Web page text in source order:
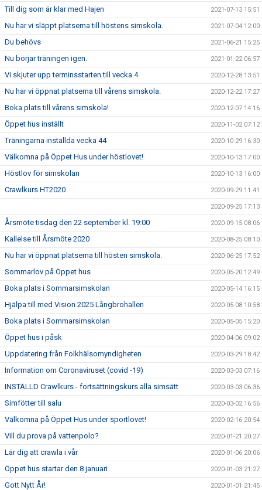
Till dig som är klar med Hajen 2021-07-13 15:51
Nu har vi släppt platserna till höstens simskola. 2021-07-04 12:00
Du behövs 2021-06-21 15:25
Nu börjar träningen igen. 2021-01-22 06:57
Vi skjuter upp terminsstarten till vecka 4 2020-12-28 13:51
Nu har vi öppnat platserna till vårens simskola. 2020-12-22 17:27
Boka plats till vårens simskola! 2020-12-07 14:16
Öppet hus inställt 2020-11-02 07:12
Träningarna inställda vecka 44 2020-10-29 16:30
Välkomna på Öppet Hus under höstlovet! 2020-10-13 17:00
Höstlov för simskolan 2020-10-13 16:00
Crawlkurs HT2020 2020-09-29 11:41
2020-09-25 17:13
Årsmöte tisdag den 22 september kl. 19:00 2020-09-15 08:06
Kallelse till Årsmöte 2020 2020-08-25 08:10
Nu har vi öppnat platserna till hösten simskola. 2020-06-25 17:52
Sommarlov på Öppet hus 2020-05-20 12:49
Boka plats i Sommarsimskolan 2020-05-14 16:15
Hjälpa till med Vision 2025 Långbrohallen 2020-05-08 10:58
Boka plats i Sommarsimskolan 2020-05-05 15:20
Öppet hus i påsk 2020-04-06 09:02
Uppdatering från Folkhälsomyndigheten 2020-03-29 18:42
Information om Coronaviruset (covid -19) 2020-03-03 07:16
INSTÄLLD Crawlkurs - fortsättningskurs alla simsätt 2020-03-03 06:36
Simfötter till salu 2020-03-02 16:56
Välkomna på Öppet Hus under sportlovet! 2020-02-16 20:54
Vill du prova på vattenpolo? 2020-01-21 20:27
Lär dig att crawla i vår 2020-01-06 20:06
Öppet hus startar den 8 januari 2020-01-03 21:27
Gott Nytt År! 2020-01-01 21:45